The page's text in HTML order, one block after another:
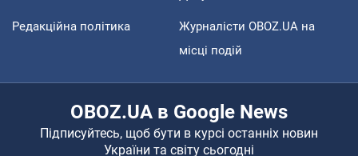
Редакційна політика
Журналісти OBOZ.UA на
місці подій
OBOZ.UA в Google News
Підписуйтесь, щоб бути в курсі останніх новин
України та світу сьогодні